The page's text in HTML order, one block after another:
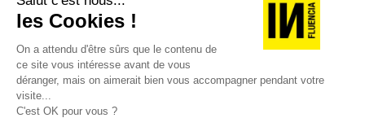
JE DÉCOUVRE LES NUMÉROS PRÉCÉDENTS
Je suis déjà abonné(e) :je consulte la revue en